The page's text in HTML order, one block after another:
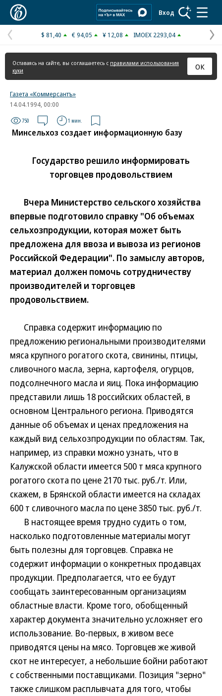
Вход
Предыдущая
страница
$ 81,40 € 94,05 ¥ 12,08 IMOEX 2293,04
Оставаясь на сайте, вы соглашаетесь с правилами использования
куки
ОК
Газета «Коммерсантъ»
14.04.1994, 00:00
750 1 мин.
Минсельхоз создает информационную базу
Государство решило информировать
торговцев продовольствием
Вчера Министерство сельского хозяйства
впервые подготовило справку "Об объемах
сельхозпродукции, которая может быть
предложена для ввоза и вывоза из регионов
Российской Федерации". По замыслу авторов,
материал должен помочь сотрудничеству
производителей и торговцев
продовольствием.
Справка содержит информацию по
предложению региональными производителями
мяса крупного рогатого скота, свинины, птицы,
сливочного масла, зерна, картофеля, огурцов,
подсолнечного масла и яиц. Пока информацию
представили лишь 18 российских областей, в
основном Центрального региона. Приводятся
данные об объемах и ценах предложения на
каждый вид сельхозпродукции по областям. Так,
например, из справки можно узнать, что в
Калужской области имеется 500 т мяса крупного
рогатого скота по цене 2170 тыс. руб./т. Или,
скажем, в Брянской области имеется на складах
600 т сливочного масла по цене 3850 тыс. руб./т.
В настоящее время трудно судить о том,
насколько подготовленные материалы могут
быть полезны для торговцев. Справка не
содержит информации о конкретных продавцах
продукции. Предполагается, что ее будут
сообщать заинтересованным организациям
областные власти. Кроме того, обобщенный
характер документа значительно усложняет его
использование. Во-первых, в живом весе
приводятся цены на мясо. Торговцев же живой
скот не интересует, а небольшие бойни работают
с собственными поставщиками. Позиция "зерно"
также слишком расплывчата для того, чтобы